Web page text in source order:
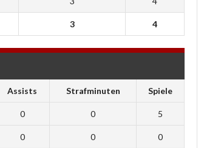
3 4
Assists Strafminuten Spiele
0 0 5
0 0 0